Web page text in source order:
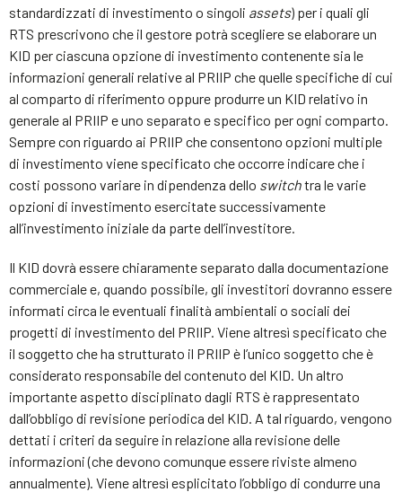
standardizzati di investimento o singoli assets) per i quali gli
RTS prescrivono che il gestore potrà scegliere se elaborare un
KID per ciascuna opzione di investimento contenente sia le
informazioni generali relative al PRIIP che quelle specifiche di cui
al comparto di riferimento oppure produrre un KID relativo in
generale al PRIIP e uno separato e specifico per ogni comparto.
Sempre con riguardo ai PRIIP che consentono opzioni multiple
di investimento viene specificato che occorre indicare che i
costi possono variare in dipendenza dello switchtra le varie
opzioni di investimento esercitate successivamente
all’investimento iniziale da parte dell’investitore.
Il KID dovrà essere chiaramente separato dalla documentazione
commerciale e, quando possibile, gli investitori dovranno essere
informati circa le eventuali finalità ambientali o sociali dei
progetti di investimento del PRIIP. Viene altresì specificato che
il soggetto che ha strutturato il PRIIP è l’unico soggetto che è
considerato responsabile del contenuto del KID. Un altro
importante aspetto disciplinato dagli RTS è rappresentato
dall’obbligo di revisione periodica del KID. A tal riguardo, vengono
dettati i criteri da seguire in relazione alla revisione delle
informazioni (che devono comunque essere riviste almeno
annualmente). Viene altresì esplicitato l’obbligo di condurre una